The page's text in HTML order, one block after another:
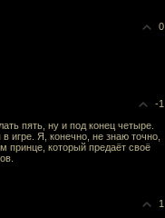
0
-1
пять, ну и под конец четыре.
игре. Я, конечно, не знаю точно,
принце, который предаёт своё
1